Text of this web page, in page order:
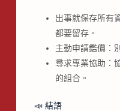
出事就保存所有
都要留存。
主動申請鑑價：
尋求專業協助：
的組合。
📣 結語